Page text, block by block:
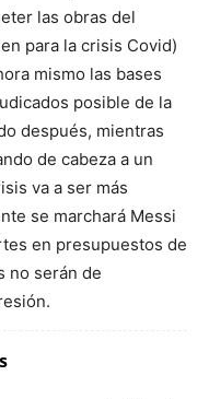
las obras del
para la crisis Covid)
mismo las bases
posible de la
después, mientras
de cabeza a un
va a ser más
se marchará Messi
en presupuestos de
no serán de